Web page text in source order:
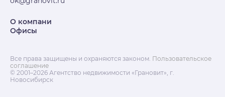
О компани
Офисы
Все права защищены и охраняются законом. Пользовательское
соглашение
© 2001–2026 Агентство недвижимости «Грановит», г.
Новосибирск